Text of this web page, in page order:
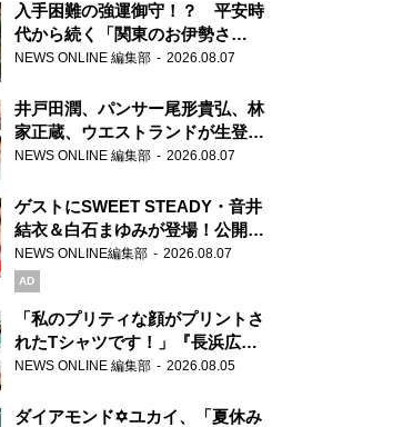
入手困難の強運御守！？ 平安時
代から続く「関東のお伊勢さ
ま」、芝大神宮にてランパンプス
NEWS ONLINE 編集部 2026.08.07
井戸田潤、パンサー尾形貴弘、林
家正蔵、ウエストランドが生登
場！『ラジオビバリー昼ズ』
NEWS ONLINE 編集部 2026.08.07
ゲストにSWEET STEADY・音井
結衣＆白石まゆみが登場！公開収
録で素顔全開！
NEWS ONLINE編集部 2026.08.07
「私のプリティな顔がプリントさ
れたTシャツです！」『長浜広奈
天下無双』初の番組グッズ発売
NEWS ONLINE 編集部 2026.08.05
ダイアモンド✡ユカイ、「夏休み